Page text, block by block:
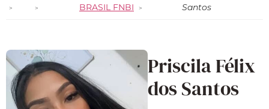
BRASIL FNBI
Santos
Priscila Félix
dos Santos